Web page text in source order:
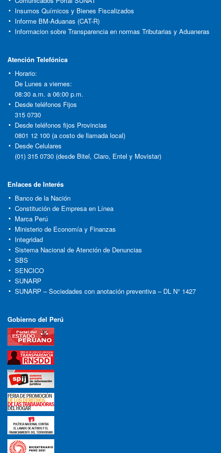
Insumos Químicos y Bienes Fiscalizados
Informe BM-Aduanas (CAT-R)
Informacion sobre Transparencia en normas Tributarias y Aduaneras
Atención Telefónica
Horario:
De Lunes a viernes:
08:30 a.m. a 06:00 p.m.
Desde teléfonos Fijos
315 0730
Desde teléfonos fijos Provincias
0801 12 100 (a costo de llamada local)
Desde Celulares
(01) 315 0730 (desde Bitel, Claro, Entel y Movistar)
Enlaces de Interés
Banco de la Nación
Constitución de Empresa en Línea
Marca Perú
Ministerio de Economía y Finanzas
Integridad
Sistema Nacional de Atención de Denuncias
SBS
SENCICO
SUNARP
SUNARP – Sociedades con anotación preventiva – DL N° 1427
Gobierno del Perú